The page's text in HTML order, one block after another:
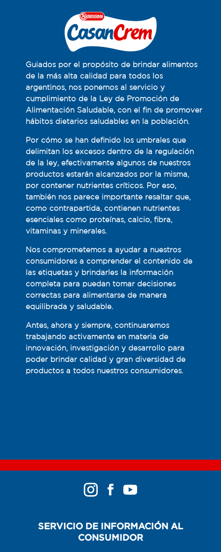
Guiados por el propósito de brindar alimentos
de la más alta calidad para todos los
argentinos, nos ponemos al servicio y
cumplimiento de la Ley de Promoción de
Alimentación Saludable, con el fin de promover
hábitos dietarios ​saludables en la población​.
​​Por cómo se han definido los umbrales que
delimitan los excesos​ dentro de la regulación
de la ley, efectivamente algunos de nuestros
productos estarán alcanzados por la misma,
por contener nutrientes críticos. Por eso,
también nos parece importante resaltar que,
como contrapartida, contienen nutrientes
esenciales como proteínas, calcio, fibra,
vitaminas y minerales.
Nos comprometemos a ayudar a nuestros
consumidores a comprender el contenido de
las etiquetas y ​brindarles la información
completa para puedan tomar decisiones
correctas para alimentarse de manera
equilibrada y saludable.
Antes, ahora y siempre, continuaremos
trabajando activamente​ en materia de
innovación, investigación​ y desarrollo ​para
poder brindar calidad y gran diversidad de
productos a todos nuestros consumidores.
SERVICIO DE INFORMACIÓN AL
CONSUMIDOR